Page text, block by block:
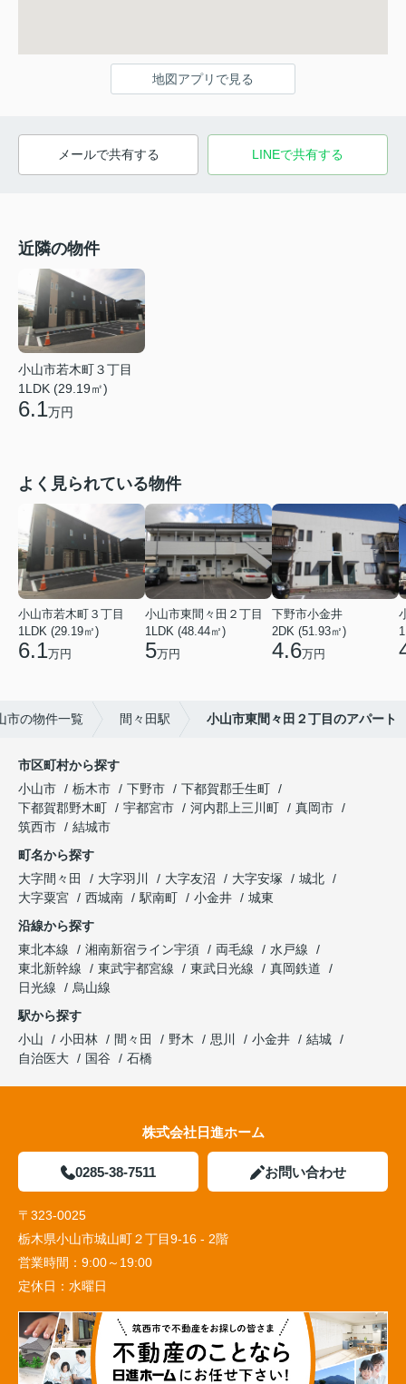
地図アプリで見る
メールで共有する LINEで共有する
近隣の物件
小山市若木町３丁目
1LDK (29.19㎡)
6.1万円
よく見られている物件
小山市若木町３丁目
1LDK (29.19㎡)
6.1万円
小山市東間々田２丁目
1LDK (48.44㎡)
5万円
下野市小金井
2DK (51.93㎡)
4.6万円
市の物件一覧 間々田駅 小山市東間々田２丁目のアパート
市区町村から探す
小山市
栃木市 下野市
下都賀郡壬生町
下都賀郡野木町
宇都宮市 河内郡上三川町
真岡市
筑西市
結城市
町名から探す
大字間々田
大字羽川 大字友沼 大字安塚
城北
大字粟宮
西城南 駅南町 小金井
城東
沿線から探す
東北本線
湘南新宿ライン宇須 両毛線
水戸線
東北新幹線
東武宇都宮線 東武日光線
真岡鉄道
日光線
烏山線
駅から探す
小山
小田林 間々田 野木 思川 小金井
結城
自治医大
国谷 石橋
株式会社日進ホーム
0285-38-7511 お問い合わせ
〒323-0025
栃木県小山市城山町２丁目9-16 - 2階
営業時間： 9:00～19:00
定休日： 水曜日